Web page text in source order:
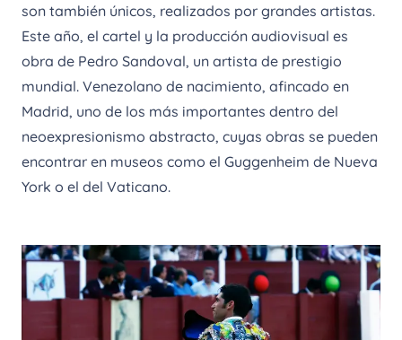
son también únicos, realizados por grandes artistas.
Este año, el cartel y la producción audiovisual es
obra de Pedro Sandoval, un artista de prestigio
mundial. Venezolano de nacimiento, afincado en
Madrid, uno de los más importantes dentro del
neoexpresionismo abstracto, cuyas obras se pueden
encontrar en museos como el Guggenheim de Nueva
York o el del Vaticano.